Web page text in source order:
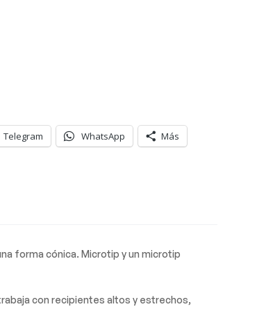
Telegram WhatsApp Más
forma cónica. Microtip y un microtip
con recipientes altos y estrechos,